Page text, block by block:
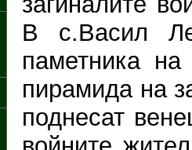
В с.Васил
паметника
пирамида на
поднесат